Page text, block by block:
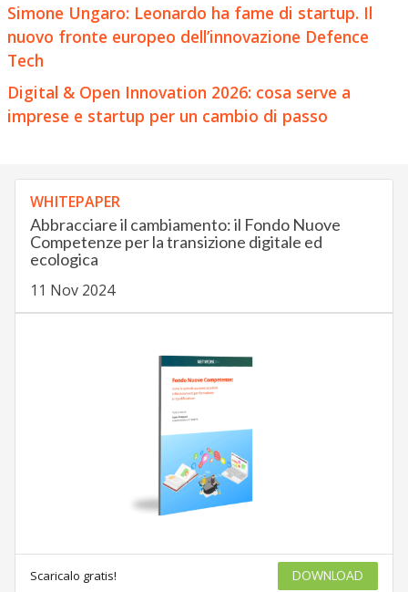
Simone Ungaro: Leonardo ha fame di startup. Il
nuovo fronte europeo dell’innovazione Defence
Tech
Digital & Open Innovation 2026: cosa serve a
imprese e startup per un cambio di passo
WHITEPAPER
Abbracciare il cambiamento: il Fondo Nuove
Competenze per la transizione digitale ed
ecologica
11 Nov 2024
Scaricalo gratis! DOWNLOAD